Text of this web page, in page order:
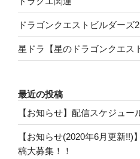
ドラゴンクエストビルダーズ2
星ドラ【星のドラゴンクエス
最近の投稿
【お知らせ】配信スケジュー
【お知らせ(2020年6月更新
稿大募集！！